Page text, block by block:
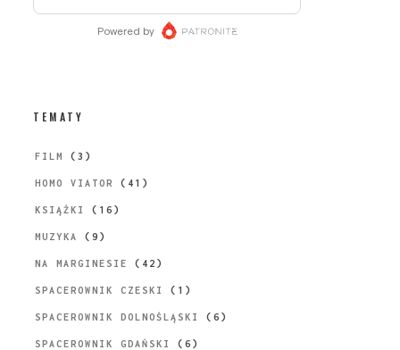
TEMATY
FILM (3)
HOMO VIATOR (41)
KSIĄŻKI (16)
MUZYKA (9)
NA MARGINESIE (42)
SPACEROWNIK CZESKI (1)
SPACEROWNIK DOLNOŚLĄSKI (6)
SPACEROWNIK GDAŃSKI (6)